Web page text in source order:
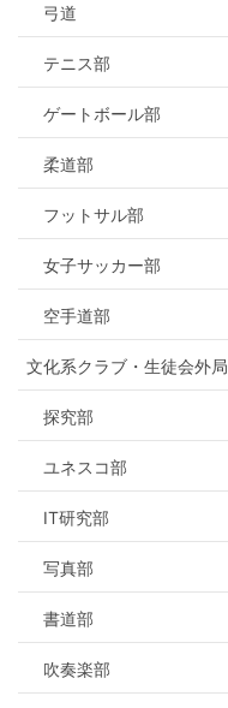
弓道
テニス部
ゲートボール部
柔道部
フットサル部
女子サッカー部
空手道部
文化系クラブ・生徒会外局
探究部
ユネスコ部
IT研究部
写真部
書道部
吹奏楽部